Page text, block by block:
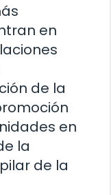
en
de la
en
la
de la